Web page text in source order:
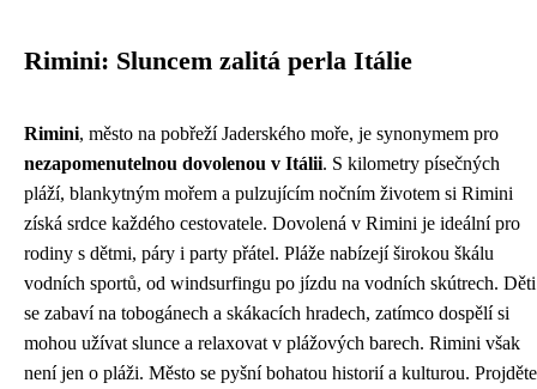
Rimini: Sluncem zalitá perla Itálie
Rimini, město na pobřeží Jaderského moře, je synonymem pro
nezapomenutelnou dovolenou v Itálii. S kilometry písečných
pláží, blankytným mořem a pulzujícím nočním životem si Rimini
získá srdce každého cestovatele. Dovolená v Rimini je ideální pro
rodiny s dětmi, páry i party přátel. Pláže nabízejí širokou škálu
vodních sportů, od windsurfingu po jízdu na vodních skútrech. Děti
se zabaví na tobogánech a skákacích hradech, zatímco dospělí si
mohou užívat slunce a relaxovat v plážových barech. Rimini však
není jen o pláži. Město se pyšní bohatou historií a kulturou. Projděte